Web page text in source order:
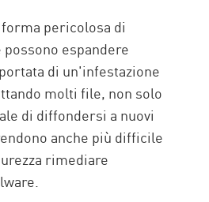
pericolosa di
espandere
di un'infestazione
molti file, non solo
di diffondersi a nuovi
anche più difficile
rimediare